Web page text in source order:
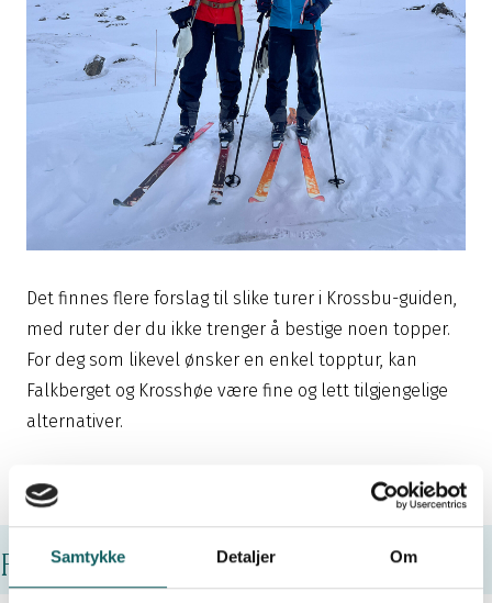
Samtykke Detaljer Om
Det finnes flere forslag til slike turer i Krossbu-guiden,
med ruter der du ikke trenger å bestige noen topper.
For deg som likevel ønsker en enkel topptur, kan
Falkberget og Krosshøe være fine og lett tilgjengelige
alternativer.
Flere aktiviteter